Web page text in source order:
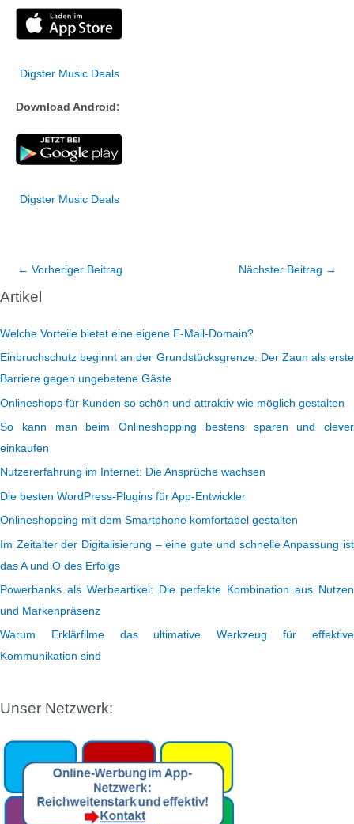
Digster Music Deals
Download Android:
Digster Music Deals
← Vorheriger Beitrag Nächster Beitrag →
Artikel
Welche Vorteile bietet eine eigene E-Mail-Domain?
Einbruchschutz beginnt an der Grundstücksgrenze: Der Zaun als erste
Barriere gegen ungebetene Gäste
Onlineshops für Kunden so schön und attraktiv wie möglich gestalten
So kann man beim Onlineshopping bestens sparen und clever
einkaufen
Nutzererfahrung im Internet: Die Ansprüche wachsen
Die besten WordPress-Plugins für App-Entwickler
Onlineshopping mit dem Smartphone komfortabel gestalten
Im Zeitalter der Digitalisierung – eine gute und schnelle Anpassung ist
das A und O des Erfolgs
Powerbanks als Werbeartikel: Die perfekte Kombination aus Nutzen
und Markenpräsenz
Warum Erklärfilme das ultimative Werkzeug für effektive
Kommunikation sind
Unser Netzwerk: